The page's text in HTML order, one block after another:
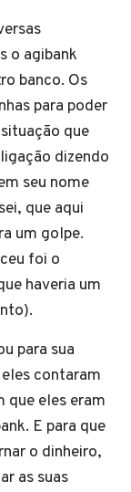
o agibank
banco. Os
para poder
que
dizendo
seu nome
que aqui
um golpe.
foi o
haveria um
para sua
contaram
que eles eram
E para que
o dinheiro,
as suas